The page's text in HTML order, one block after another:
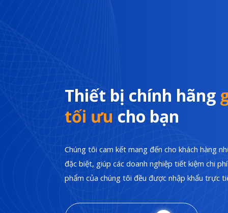
Thiết bị chính hãng
tối ưu cho bạn
Chúng tôi cam kết mang đến cho khách hàng
đặc biệt, giúp các doanh nghiệp tiết kiệm chi
phẩm của chúng tôi đều được nhập khẩu trực